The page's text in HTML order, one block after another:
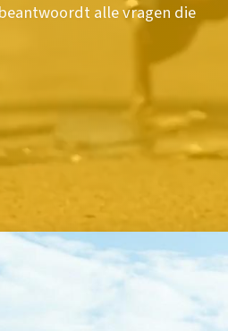
alle vragen die